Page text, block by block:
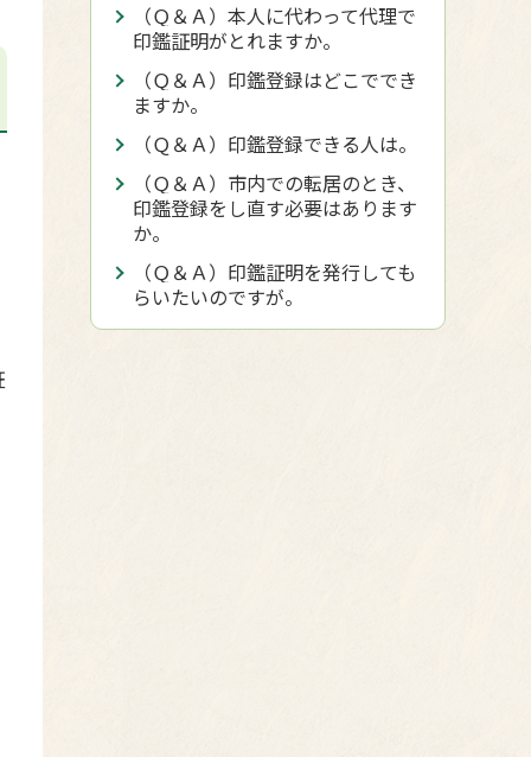
（Ｑ＆Ａ）本人に代わって代理で
印鑑証明がとれますか。
（Ｑ＆Ａ）印鑑登録はどこででき
ますか。
（Ｑ＆Ａ）印鑑登録できる人は。
（Ｑ＆Ａ）市内での転居のとき、
印鑑登録をし直す必要はあります
か。
（Ｑ＆Ａ）印鑑証明を発行しても
らいたいのですが。